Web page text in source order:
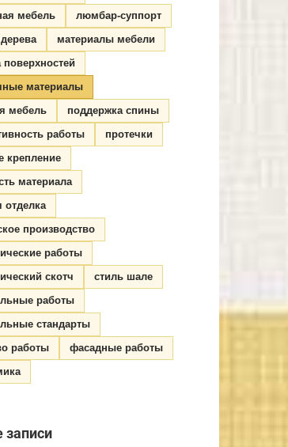
мебель
люмбар-суппорт
материалы мебели
поверхностей
материалы
мебель
поддержка спины
работы
протечки
крепление
материала
отделка
производство
работы
скотч
стиль шале
работы
стандарты
работы
фасадные работы